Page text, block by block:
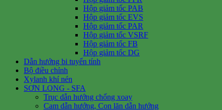
Hộp giảm tốc PAB
Hộp giảm tốc EVS
Hộp giảm tốc PAR
Hộp giảm tốc VSRF
Hộp giảm tốc FB
Hộp giảm tốc DG
Dẫn hướng bi tuyến tính
Bộ điều chỉnh
Xylanh khí nén
SƠN LONG - SFA
Trục dẫn hướng chống xoay
Cam dẫn hướng, Con lăn dẫn hướng